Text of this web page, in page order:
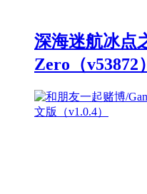
深海迷航冰点
Zero（v53872